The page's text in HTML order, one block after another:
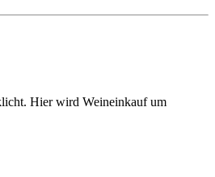
Hier wird Weineinkauf um